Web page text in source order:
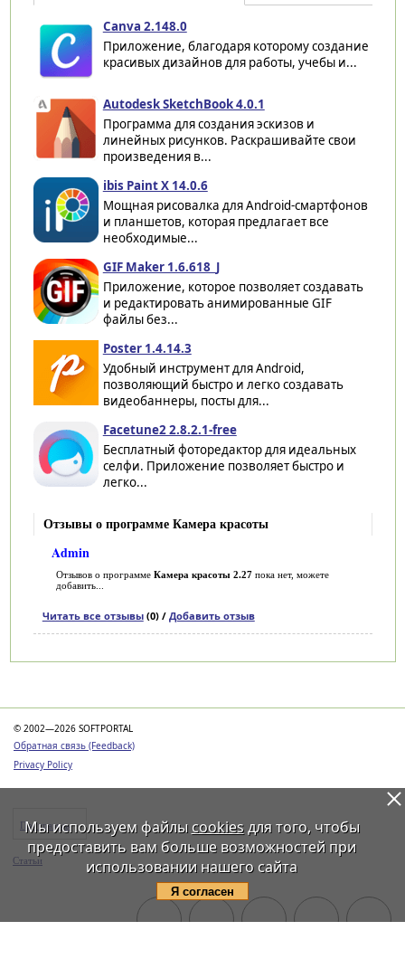
Canva 2.148.0
Приложение, благодаря которому создание
красивых дизайнов для работы, учебы и...
Autodesk SketchBook 4.0.1
Программа для создания эскизов и
линейных рисунков. Раскрашивайте свои
произведения в...
ibis Paint X 14.0.6
Мощная рисовалка для Android-смартфонов
и планшетов, которая предлагает все
необходимые...
GIF Maker 1.6.618_J
Приложение, которое позволяет создавать
и редактировать анимированные GIF
файлы без...
Poster 1.4.14.3
Удобный инструмент для Android,
позволяющий быстро и легко создавать
видеобаннеры, посты для...
Facetune2 2.8.2.1-free
Бесплатный фоторедактор для идеальных
селфи. Приложение позволяет быстро и
легко...
Отзывы о программе Камера красоты
Admin
Отзывов о программе Камера красоты 2.27пока нет, можете
добавить...
Читать все отзывы(0) / Добавить отзыв
© 2002—2026 SOFTPORTAL
Обратная связь (Feedback)
Privacy Policy
Программы
Статьи
Мы используем файлы cookiesдля того, чтобы
предоставить вам больше возможностей при
использовании нашего сайта